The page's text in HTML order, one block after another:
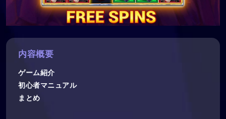
内容概要
ゲーム紹介
初心者マニュアル
まとめ